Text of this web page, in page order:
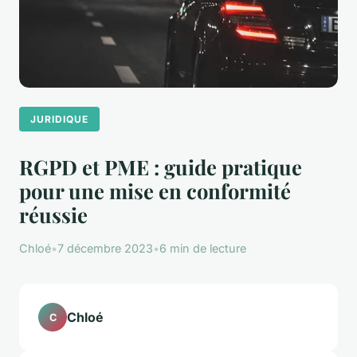
JURIDIQUE
RGPD et PME : guide pratique
pour une mise en conformité
réussie
Chloé•7 décembre 2023•6 min de lecture
C Chloé